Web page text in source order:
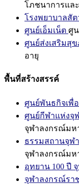
โภชนาการแล
โรงพยาบาลสัต
ศูนย์เอ็มเน็ต ศู
ศูนย์ส่งเสริมสุ
อายุ
พื้นที่สร้างสรรค์
ศูนย์พันธกิจเพื่
ศูนย์กีฬาแห่งจุ
จุฬาลงกรณ์มห
ธรรมสถานจุฬ
จุฬาลงกรณ์มห
อุทยาน 100 ปี
จุฬาลงกรณ์รา